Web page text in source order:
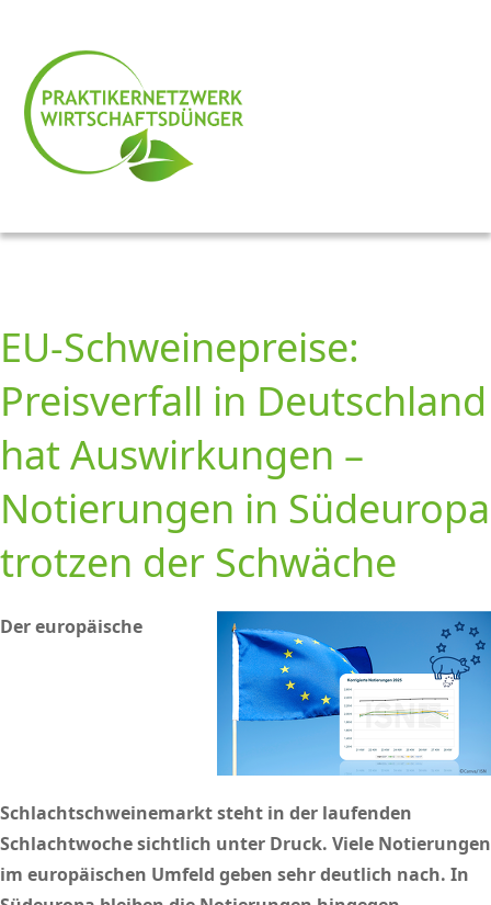
EU-Schweinepreise:
Preisverfall in Deutschland
hat Auswirkungen –
Notierungen in Südeuropa
trotzen der Schwäche
Der europäische
Schlachtschweinemarkt steht in der laufenden
Schlachtwoche sichtlich unter Druck. Viele Notierungen
im europäischen Umfeld geben sehr deutlich nach. In